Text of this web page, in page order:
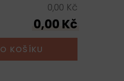
0,00 Kč
0,00 Kč
KOŠÍKU